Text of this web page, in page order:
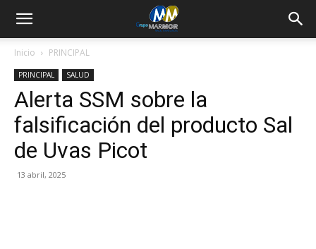
Inicio PRINCIPAL
PRINCIPAL SALUD
Alerta SSM sobre la
falsificación del producto Sal
de Uvas Picot
13 abril, 2025